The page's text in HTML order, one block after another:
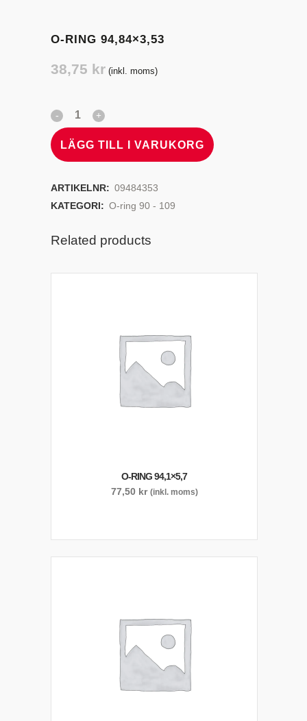
O-RING 94,84×3,53
38,75 kr (inkl. moms)
LÄGG TILL I VARUKORG
ARTIKELNR: 09484353
KATEGORI: O-ring 90 - 109
Related products
O-RING 94,1×5,7
77,50 kr (inkl. moms)